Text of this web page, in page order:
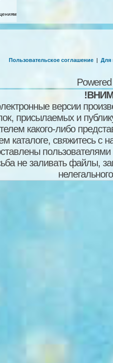
Пользовательское соглашение | Для
версии
присылаемых и
какого-либо
каталоге, свяжитесь
пользователями
не заливать файлы,